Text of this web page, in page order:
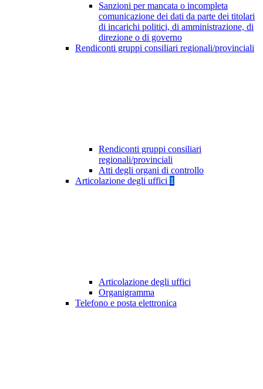
Sanzioni per mancata o incompleta
comunicazione dei dati da parte dei titolari
di incarichi politici, di amministrazione, di
direzione o di governo
Rendiconti gruppi consiliari regionali/provinciali
Rendiconti gruppi consiliari
regionali/provinciali
Atti degli organi di controllo
Articolazione degli uffici 1
Articolazione degli uffici
Organigramma
Telefono e posta elettronica